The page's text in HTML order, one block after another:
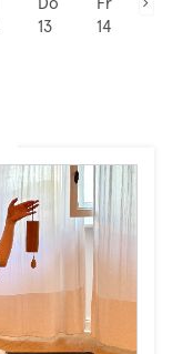
Do
13
Fr
14